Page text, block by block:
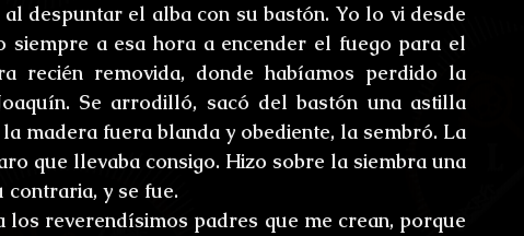
despuntar el alba con su bastón. Yo lo vi desde
siempre a esa hora a encender el fuego para el
recién removida, donde habíamos perdido la
Se arrodilló, sacó del bastón una astilla
madera fuera blanda y obediente, la sembró. La
que llevaba consigo. Hizo sobre la siembra una
contraria, y se fue.
reverendísimos padres que me crean, porque